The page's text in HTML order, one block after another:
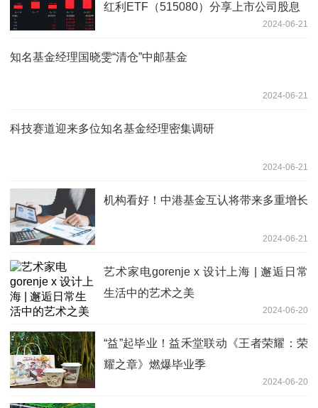
红利ETF（515080）分享上市公司股息
2024-06-21
知名基金经理国晓雯“清仓”中邮基金
2024-06-21
科技赛道迎来多位知名基金经理密集调研
2024-06-21
机构看好！中港基金互认将带来多重增长
2024-06-21
艺术家电gorenje x 设计上海 | 邂逅日常
生活中的艺术之美
2024-06-20
“益”起毕业！益禾堂联动《王者荣耀：荣
耀之章》燃爆毕业季
2024-06-20